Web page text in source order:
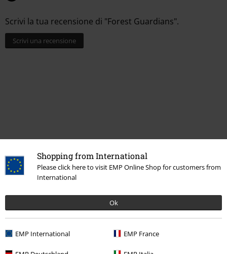
Shopping from International
Please click here to visit EMP Online Shop for customers from
International
Ok
EMP International EMP France
Scrivi la tua recensione di "Forest Guardians".
Scrivi una recensione
Ultimi articoli visualizzati